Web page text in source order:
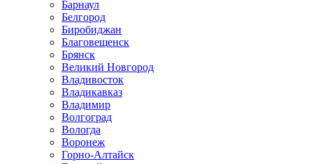
Барнаул
Белгород
Биробиджан
Благовещенск
Брянск
Великий Новгород
Владивосток
Владикавказ
Владимир
Волгоград
Вологда
Воронеж
Горно-Алтайск